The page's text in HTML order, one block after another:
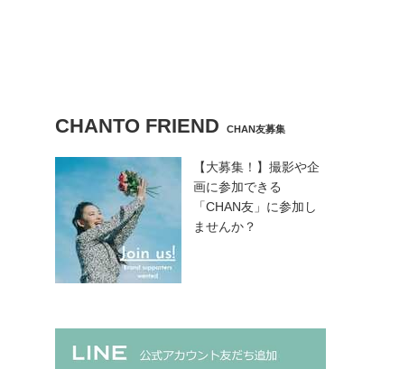
CHANTO FRIEND CHAN友募集
【大募集！】撮影や企
画に参加できる
「CHAN友」に参加し
ませんか？